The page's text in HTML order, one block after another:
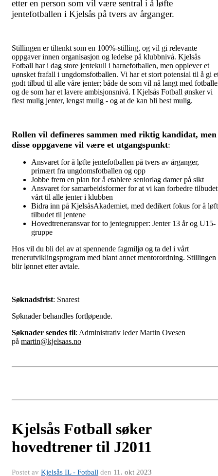
etter en person som vil være sentral i å løfte
jentefotballen i Kjelsås på tvers av årganger.
Stillingen er tiltenkt som en 100%-stilling, og vil gi relevante
oppgaver innen organisasjon og ledelse på klubbnivå. Kjelsås
Fotball har i dag store jentekull i barnefotballen, men opplever et
uønsket frafall i ungdomsfotballen. Vi har et stort potensial til å gi
godt tilbud til alle våre jenter; både de som vil nå langt med
og de som har et lavere ambisjonsnivå. I Kjelsås Fotball ønsker vi
flest mulig jenter, lengst mulig - og at de kan bli best mulig.
Rollen vil defineres sammen med riktig kandidat, men
disse oppgavene vil være et utgangspunkt:
Ansvaret for å løfte jentefotballen på tvers av årganger,
primært fra ungdomsfotballen og opp
Jobbe frem en plan for å etablere seniorlag damer på sikt
Ansvaret for samarbeidsformer for at vi kan forbedre tilbudet
vårt til alle jenter i klubben
Bidra inn på KjelsåsAkademiet, med dedikert fokus for å
tilbudet til jentene
Hovedtreneransvar for to jentegrupper: Jenter 13 år og U15-
gruppe
Hos vil du bli del av at spennende fagmiljø og ta del i vårt
trenerutviklingsprogram med blant annet mentorordning. Stillingen
blir lønnet etter avtale.
Søknadsfrist: Snarest
Søknader behandles fortløpende.
Søknader sendes til: Administrativ leder Martin Ovesen
på martin@kjelsaas.no
Kjelsås Fotball søker
hovedtrener til J2011
Postet av Kjelsås IL - Fotball den 11. okt 2023